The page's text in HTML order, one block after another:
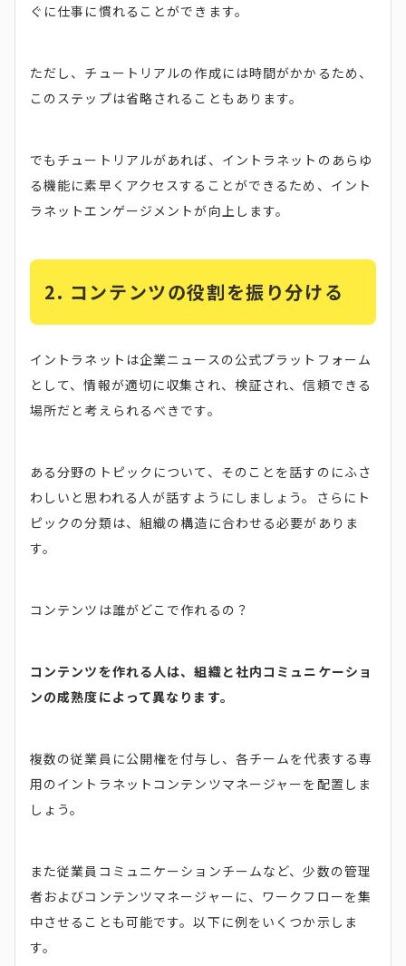
ぐに仕事に慣れることができます。
ただし、チュートリアルの作成には時間がかかるため、
このステップは省略されることもあります。
でもチュートリアルがあれば、イントラネットのあらゆ
る機能に素早くアクセスすることができるため、イント
ラネットエンゲージメントが向上します。
2. コンテンツの役割を振り分ける
イントラネットは企業ニュースの公式プラットフォーム
として、情報が適切に収集され、検証され、信頼できる
場所だと考えられるべきです。
ある分野のトピックについて、そのことを話すのにふさ
わしいと思われる人が話すようにしましょう。さらにト
ピックの分類は、組織の構造に合わせる必要がありま
す。
コンテンツは誰がどこで作れるの？
コンテンツを作れる人は、組織と社内コミュニケーショ
ンの成熟度によって異なります。
複数の従業員に公開権を付与し、各チームを代表する専
用のイントラネットコンテンツマネージャーを配置しま
しょう。
また従業員コミュニケーションチームなど、少数の管理
者およびコンテンツマネージャーに、ワークフローを集
中させることも可能です。以下に例をいくつか示しま
す。